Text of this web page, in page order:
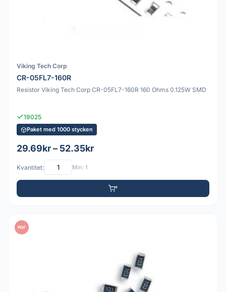
Viking Tech Corp
CR-05FL7-160R
Resistor Viking Tech Corp CR-05FL7-160R 160 Ohms 0.125W SMD
19025
Paket med 1000 stycken
29.69kr – 52.35kr
Kvantitet: Min: 1
PDF